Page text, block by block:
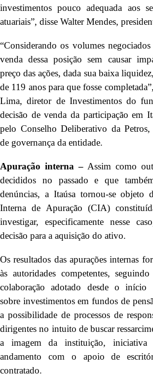
investimentos pouco adequada aos
atuariais”, disse Walter Mendes,
“Considerando os volumes
venda dessa posição sem causar
preço das ações, dada sua baixa
de 119 anos para que fosse
Lima, diretor de Investimentos do
decisão de venda da participação em
pelo Conselho Deliberativo da
de governança da entidade.
Apuração interna – Assim como
decididos no passado e que
denúncias, a Itaúsa tornou-se objeto
Interna de Apuração (CIA)
investigar, especificamente nesse
decisão para a aquisição do ativo.
Os resultados das apurações internas
às autoridades competentes,
colaboração adotado desde o início
sobre investimentos em fundos de
a possibilidade de processos de
dirigentes no intuito de buscar
a imagem da instituição,
andamento com o apoio de
contratado.